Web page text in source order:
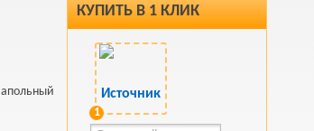
КУПИТЬ В 1 КЛИК
1